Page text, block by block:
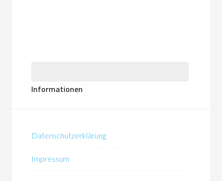
Informationen
Datenschutzerklärung
Impressum